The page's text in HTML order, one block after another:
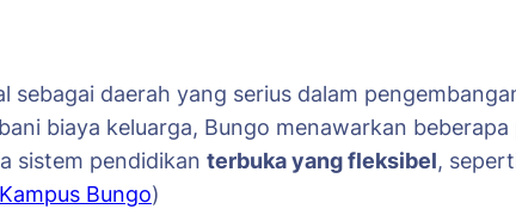
daerah yang serius dalam
biaya keluarga, Bungo menawarkan
sistem pendidikan terbuka yang fleksibel,
Kampus Bungo)